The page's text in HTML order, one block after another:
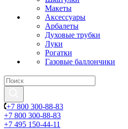
Макеты
Аксессуары
Арбалеты
Духовые трубки
Луки
Рогатки
Газовые баллончики
+7 800 300-88-83
+7 800 300-88-83
+7 495 150-44-11